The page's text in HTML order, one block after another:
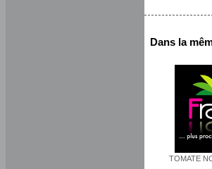
Dans la
TOMATE